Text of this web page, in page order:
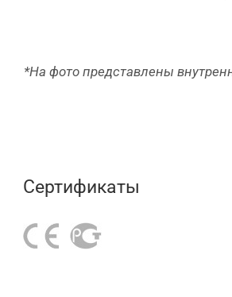
*На фото представлены
Сертификаты